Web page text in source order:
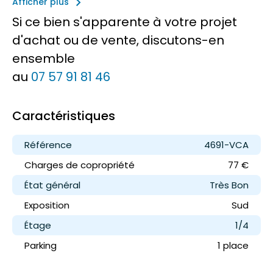
Si ce bien s'apparente à votre projet
d'achat ou de vente, discutons-en
ensemble
au 07 57 91 81 46
Caractéristiques
Référence
4691-VCA
Charges de copropriété
77 €
État général
Très Bon
Exposition
Sud
Étage
1/4
Parking
1 place